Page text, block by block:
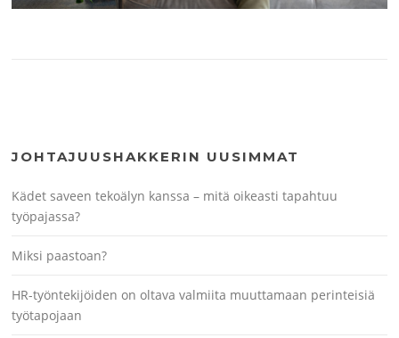
JOHTAJUUSHAKKERIN UUSIMMAT
Kädet saveen tekoälyn kanssa – mitä oikeasti tapahtuu
työpajassa?
Miksi paastoan?
HR-työntekijöiden on oltava valmiita muuttamaan perinteisiä
työtapojaan